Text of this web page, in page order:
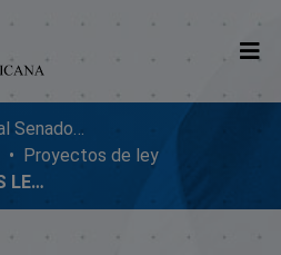
Repositorio Digital SenadoRD
Proyectos de ley
00265-2017 ANALISIS LEGISLATIVO